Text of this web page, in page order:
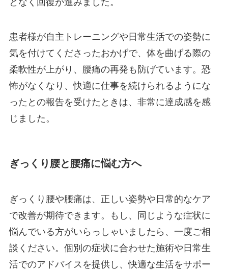
となく回復が進みました。
患者様が自主トレーニングや日常生活での姿勢に
気を付けてくださったおかげで、体を曲げる際の
柔軟性が上がり、腰痛の再発も防げています。恐
怖がなくなり、快適に仕事を続けられるようにな
ったとの報告を受けたときは、非常に達成感を感
じました。
ぎっくり腰と腰痛に悩む方へ
ぎっくり腰や腰痛は、正しい姿勢や日常的なケア
で改善が期待できます。もし、同じような症状に
悩んでいる方がいらっしゃいましたら、一度ご相
談ください。個別の症状に合わせた施術や日常生
活でのアドバイスを提供し、快適な生活をサポー